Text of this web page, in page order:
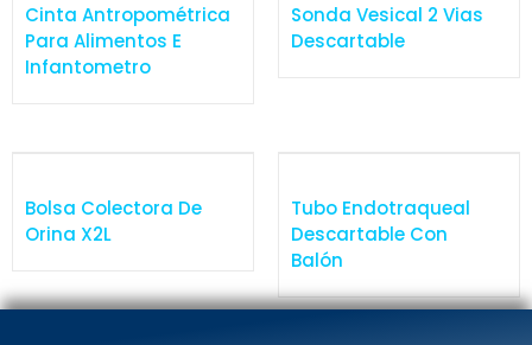
Cinta Antropométrica
Para Alimentos E
Infantometro
Sonda Vesical 2 Vias
Descartable
Bolsa Colectora De
Orina X2L
Tubo Endotraqueal
Descartable Con
Balón